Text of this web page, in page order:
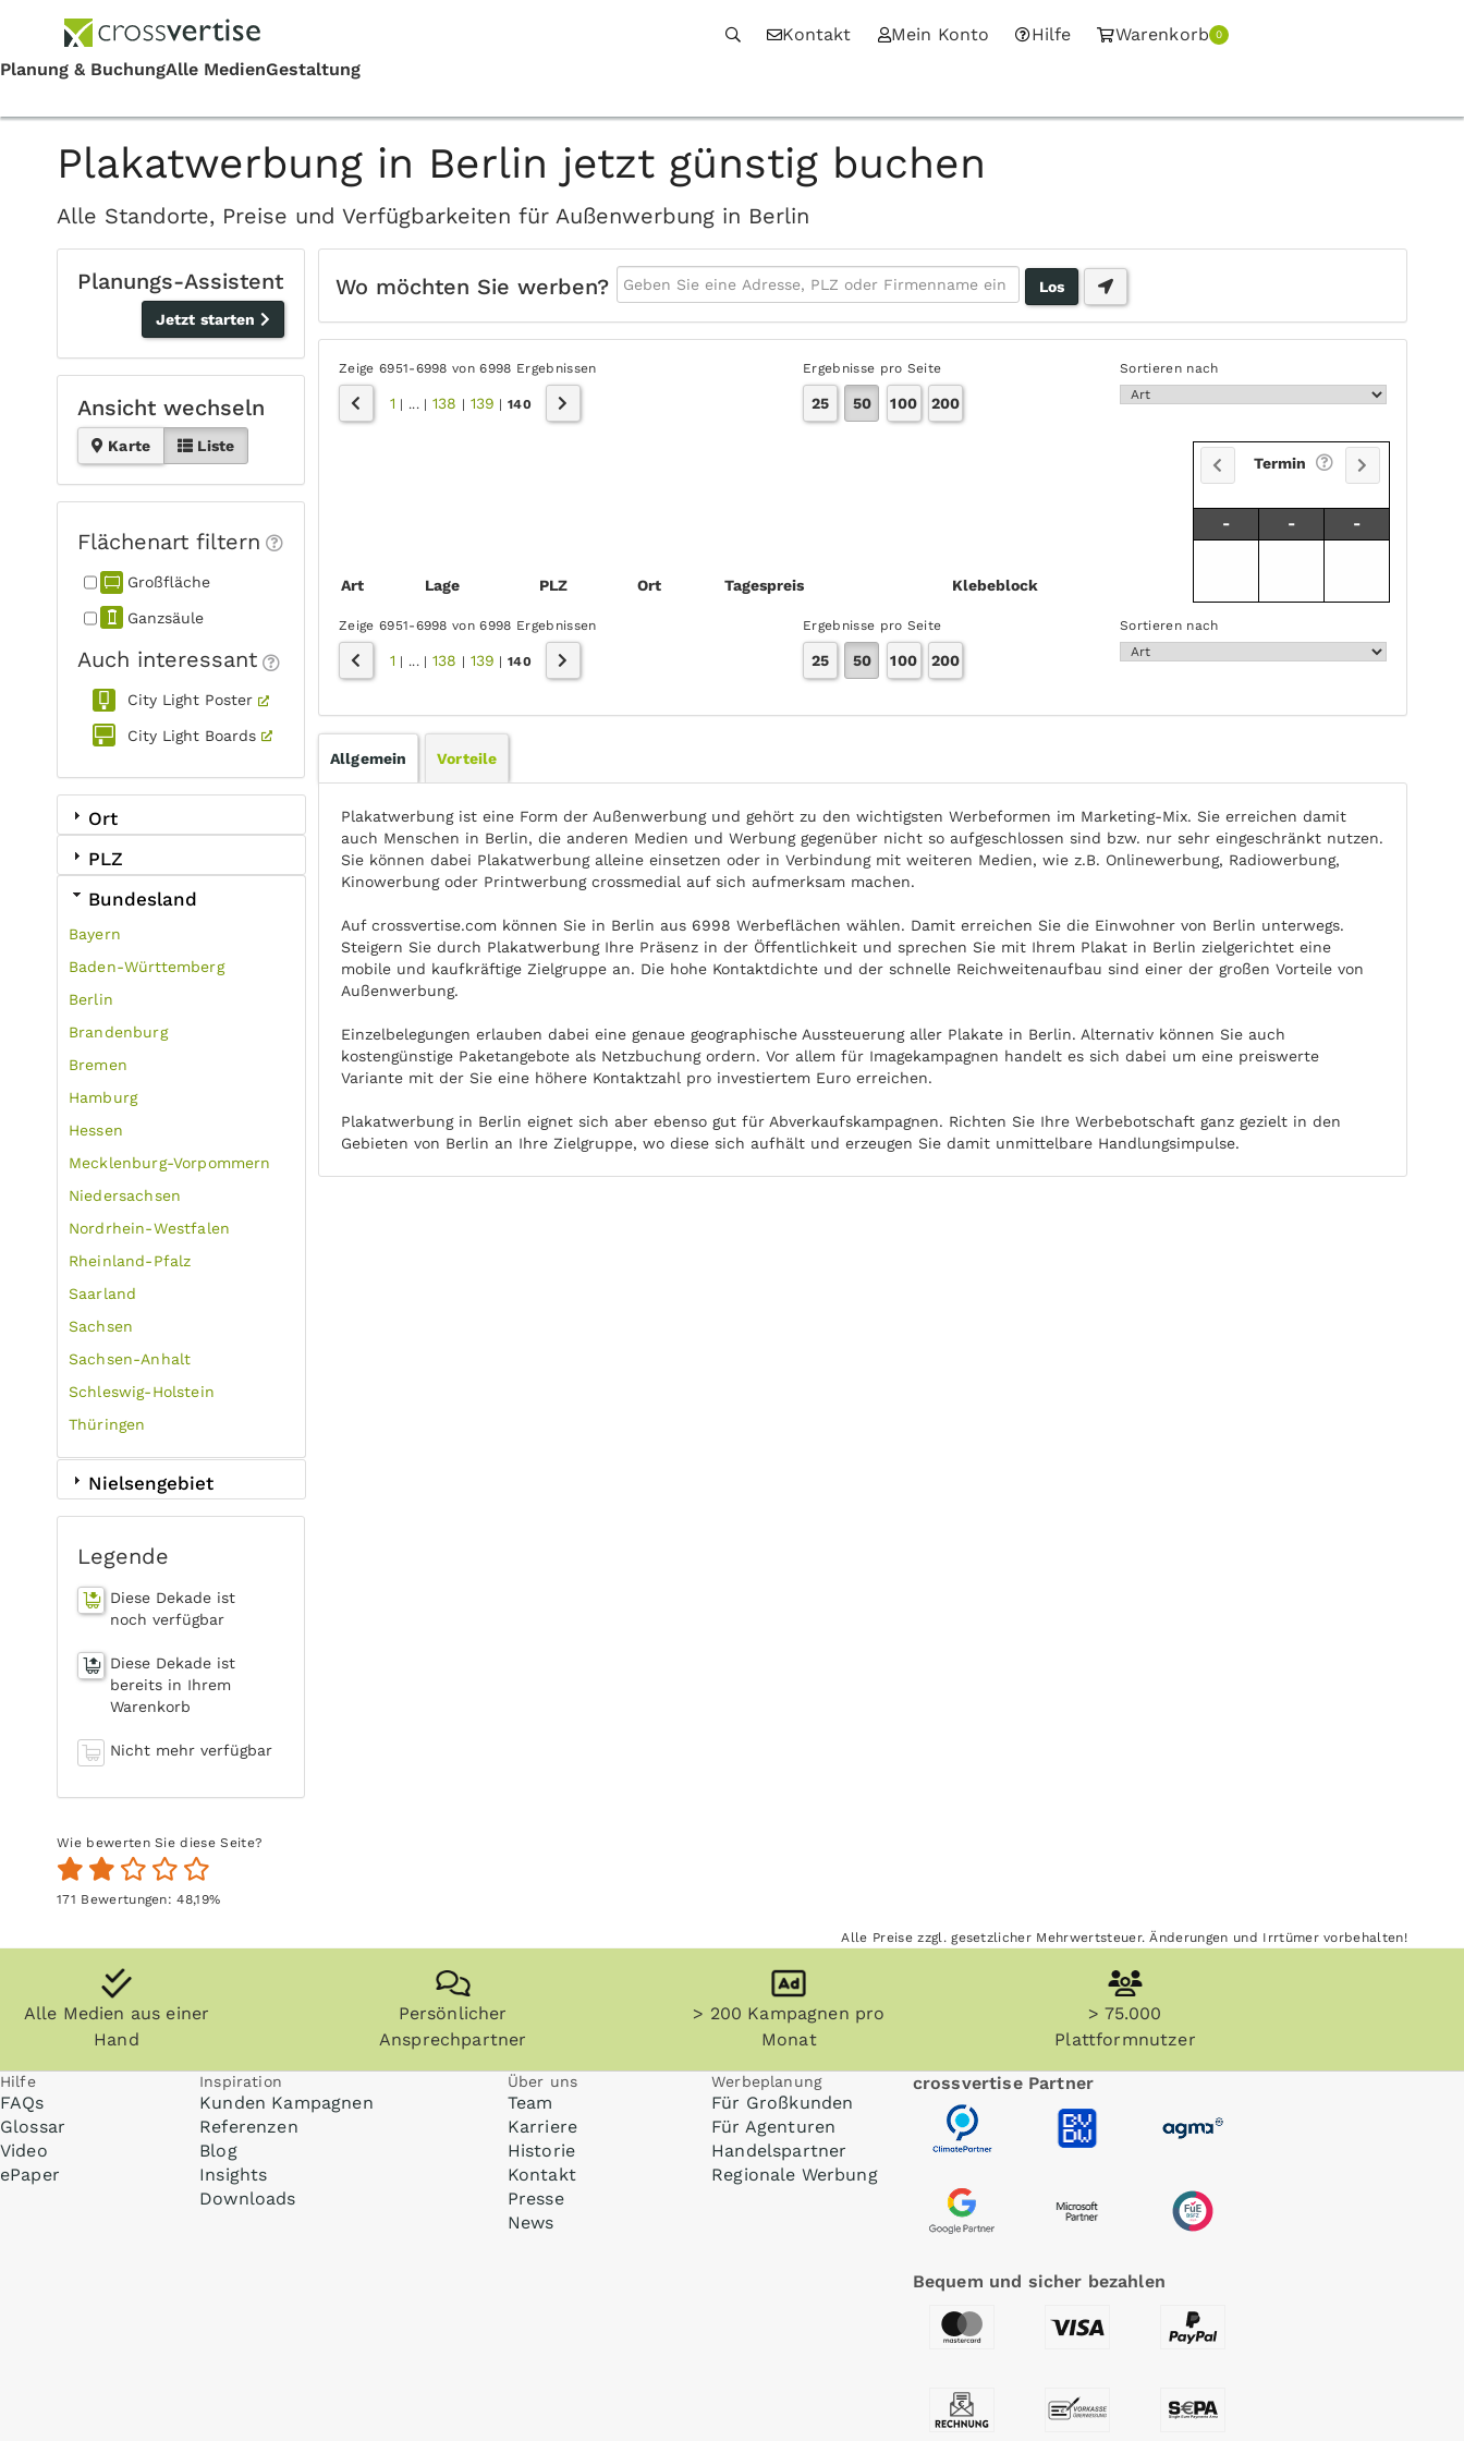
Kontakt Mein Konto Hilfe Warenkorb 0
Plakatwerbung in Berlin jetzt günstig buchen
Alle Standorte, Preise und Verfügbarkeiten für Außenwerbung in Berlin
Planungs-Assistent
Jetzt starten
Ansicht wechseln
Karte Liste
Flächenart filtern
Großfläche
Ganzsäule
Auch interessant
City Light Poster
City Light Boards
Ort
PLZ
Bundesland
Bayern
Baden-Württemberg
Berlin
Brandenburg
Bremen
Hamburg
Hessen
Mecklenburg-Vorpommern
Niedersachsen
Nordrhein-Westfalen
Rheinland-Pfalz
Saarland
Sachsen
Sachsen-Anhalt
Schleswig-Holstein
Thüringen
Nielsengebiet
Legende
Diese Dekade ist
noch verfügbar
Diese Dekade ist
bereits in Ihrem
Warenkorb
Nicht mehr verfügbar
Wo möchten Sie werben?
Zeige 6951-6998 von 6998 Ergebnissen Ergebnisse pro Seite Sortieren nach
1 | ... |138 | 139 | 140 25 50 100 200
Art Lage PLZ Ort Tages­preis Klebe­block
Termin
- - -
Zeige 6951-6998 von 6998 Ergebnissen Ergebnisse pro Seite Sortieren nach
1 | ... |138 | 139 | 140 25 50 100 200
Allgemein Vorteile
Plakatwerbung ist eine Form der Außenwerbung und gehört zu den wichtigsten Werbeformen im Marketing-Mix. Sie erreichen damit
auch Menschen in Berlin, die anderen Medien und Werbung gegenüber nicht so aufgeschlossen sind bzw. nur sehr eingeschränkt nutzen.
Sie können dabei Plakatwerbung alleine einsetzen oder in Verbindung mit weiteren Medien, wie z.B. Onlinewerbung, Radiowerbung,
Kinowerbung oder Printwerbung crossmedial auf sich aufmerksam machen.
Auf crossvertise.com können Sie in Berlin aus 6998 Werbeflächen wählen. Damit erreichen Sie die Einwohner von Berlin unterwegs.
Steigern Sie durch Plakatwerbung Ihre Präsenz in der Öffentlichkeit und sprechen Sie mit Ihrem Plakat in Berlin zielgerichtet eine
mobile und kaufkräftige Zielgruppe an. Die hohe Kontaktdichte und der schnelle Reichweitenaufbau sind einer der großen Vorteile von
Außenwerbung.
Einzelbelegungen erlauben dabei eine genaue geographische Aussteuerung aller Plakate in Berlin. Alternativ können Sie auch
kostengünstige Paketangebote als Netzbuchung ordern. Vor allem für Imagekampagnen handelt es sich dabei um eine preiswerte
Variante mit der Sie eine höhere Kontaktzahl pro investiertem Euro erreichen.
Plakatwerbung in Berlin eignet sich aber ebenso gut für Abverkaufskampagnen. Richten Sie Ihre Werbebotschaft ganz gezielt in den
Gebieten von Berlin an Ihre Zielgruppe, wo diese sich aufhält und erzeugen Sie damit unmittelbare Handlungsimpulse.
Wie bewerten Sie diese Seite?
171 Bewertungen:48,19%
Alle Preise zzgl. gesetzlicher Mehrwertsteuer. Änderungen und Irrtümer vorbehalten!
Alle Medien aus einer
Hand
Persönlicher
Ansprechpartner
> 200 Kampagnen pro
Monat
> 75.000
Plattformnutzer
Hilfe
FAQs
Glossar
Video
ePaper
Inspiration
Kunden Kampagnen
Referenzen
Blog
Insights
Downloads
Über uns
Team
Karriere
Historie
Kontakt
Presse
News
Werbeplanung
Für Großkunden
Für Agenturen
Handelspartner
Regionale Werbung
crossvertise Partner
Bequem und sicher bezahlen